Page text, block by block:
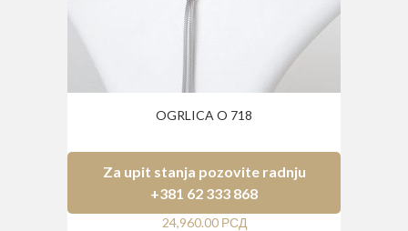
OGRLICA O 718
Za upit stanja pozovite radnju
+381 62 333 868
24,960.00 РСД